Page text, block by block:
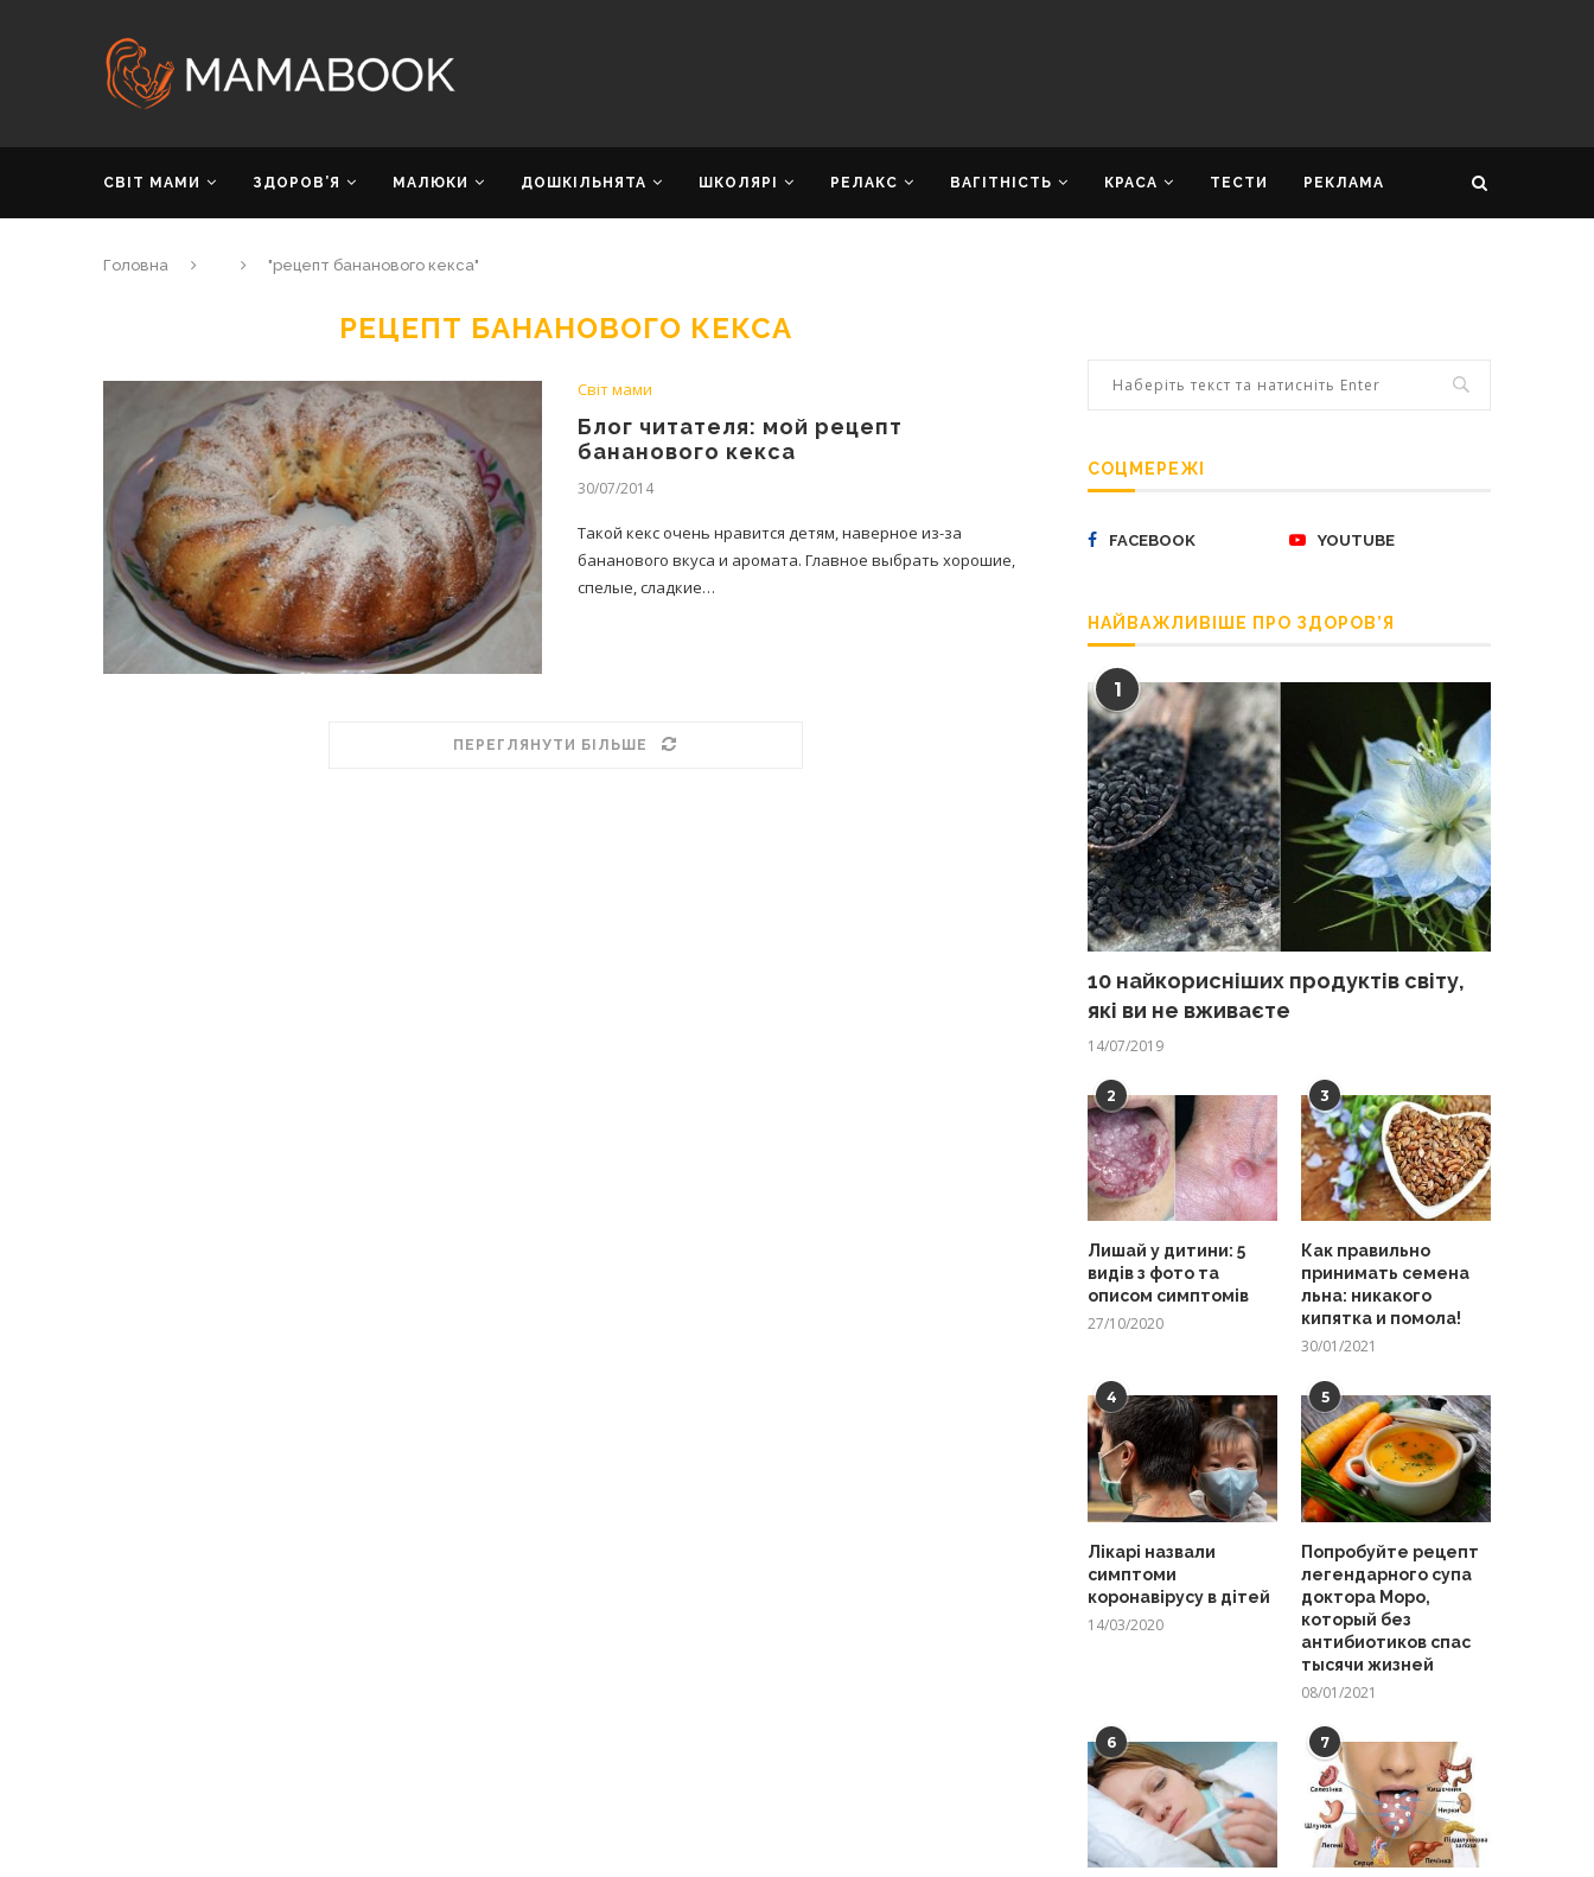
СВІТ МАМИ ЗДОРОВ’Я МАЛЮКИ ДОШКІЛЬНЯТА ШКОЛЯРІ РЕЛАКС ВАГІТНІСТЬ КРАСА ТЕСТИ РЕКЛАМА
Головна "рецепт бананового кекса"
РЕЦЕПТ БАНАНОВОГО КЕКСА
Світ мами
Блог читателя: мой рецепт
бананового кекса
30/07/2014
Такой кекс очень нравится детям, наверное из-за
бананового вкуса и аромата. Главное выбрать хорошие,
спелые, сладкие…
ПЕРЕГЛЯНУТИ БІЛЬШЕ
СОЦМЕРЕЖІ
FACEBOOK YOUTUBE
НАЙВАЖЛИВІШЕ ПРО ЗДОРОВ’Я
1
10 найкорисніших продуктів світу,
які ви не вживаєте
14/07/2019
2
Лишай у дитини: 5
видів з фото та
описом симптомів
27/10/2020
3
Как правильно
принимать семена
льна: никакого
кипятка и помола!
30/01/2021
4
Лікарі назвали
симптоми
коронавірусу в дітей
14/03/2020
5
Попробуйте рецепт
легендарного супа
доктора Моро,
который без
антибиотиков спас
тысячи жизней
08/01/2021
6 7